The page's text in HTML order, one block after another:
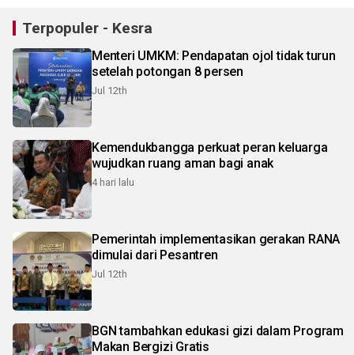
Terpopuler - Kesra
Menteri UMKM: Pendapatan ojol tidak turun
setelah potongan 8 persen
Jul 12th
Kemendukbangga perkuat peran keluarga
wujudkan ruang aman bagi anak
4 hari lalu
Pemerintah implementasikan gerakan RANA
dimulai dari Pesantren
Jul 12th
BGN tambahkan edukasi gizi dalam Program
Makan Bergizi Gratis